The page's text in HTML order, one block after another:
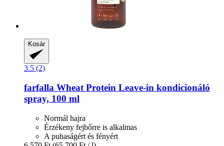
Kosár
3.5 (2)
farfalla Wheat Protein Leave-​in kondicionáló
spray, 100 ml
Normál hajra
Érzékeny fejbőrre is alkalmas
A puhaságért és fényért